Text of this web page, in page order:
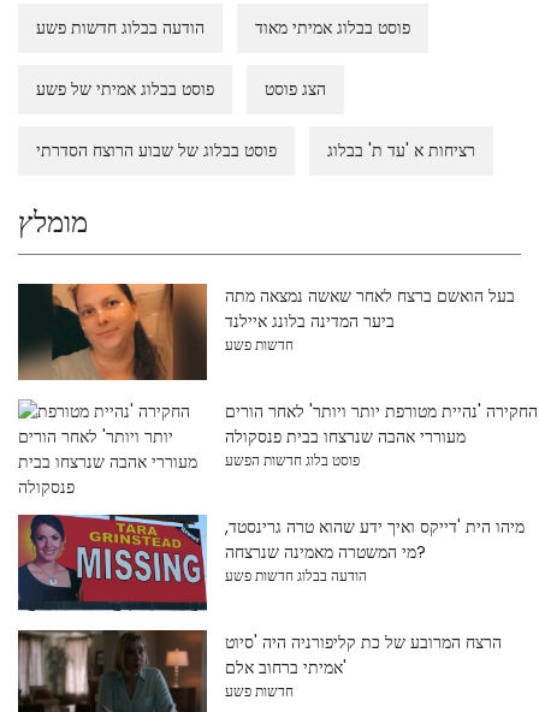
הודעה בבלוג חדשות פשע פוסט בבלוג אמיתי מאוד
פוסט בבלוג אמיתי של פשע הצג פוסט
פוסט בבלוג של שבוע הרוצח הסדרתי רציחות א 'עד ת' בבלוג
מומלץ
בעל הואשם ברצח לאחר שאשה נמצאה מתה
ביער המדינה בלונג איילנד
חדשות פשע
החקירה 'נהיית מטורפת יותר ויותר' לאחר הורים
מעוררי אהבה שנרצחו בבית פנסקולה
פוסט בלוג חדשות הפשע
מיהו הית 'דייקס ואיך ידע שהוא טרה גרינסטד,
מי המשטרה מאמינה שנרצחה?
הודעה בבלוג חדשות פשע
הרצח המרובע של כת קליפורניה היה 'סיוט
אמיתי ברחוב אלם'
חדשות פשע